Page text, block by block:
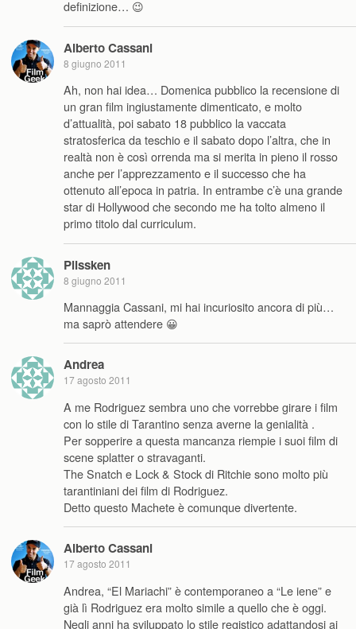
definizione… 😉
Alberto Cassani
8 giugno 2011
Ah, non hai idea… Domenica pubblico la recensione di
un gran film ingiustamente dimenticato, e molto
d’attualità, poi sabato 18 pubblico la vaccata
stratosferica da teschio e il sabato dopo l’altra, che in
realtà non è così orrenda ma si merita in pieno il rosso
anche per l’apprezzamento e il successo che ha
ottenuto all’epoca in patria. In entrambe c’è una grande
star di Hollywood che secondo me ha tolto almeno il
primo titolo dal curriculum.
Plissken
8 giugno 2011
Mannaggia Cassani, mi hai incuriosito ancora di più…
ma saprò attendere 😀
Andrea
17 agosto 2011
A me Rodriguez sembra uno che vorrebbe girare i film
con lo stile di Tarantino senza averne la genialità .
Per sopperire a questa mancanza riempie i suoi film di
scene splatter o stravaganti.
The Snatch e Lock & Stock di Ritchie sono molto più
tarantiniani dei film di Rodriguez.
Detto questo Machete è comunque divertente.
Alberto Cassani
17 agosto 2011
Andrea, “El Mariachi” è contemporaneo a “Le iene” e
già lì Rodriguez era molto simile a quello che è oggi.
Negli anni ha sviluppato lo stile registico adattandosi ai